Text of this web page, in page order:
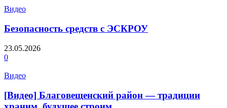
Видео
Безопасность средств с ЭСКРОУ
23.05.2026
0
Видео
[Видео] Благовещенский район — традиции